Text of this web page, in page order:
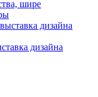
шире
дизайна